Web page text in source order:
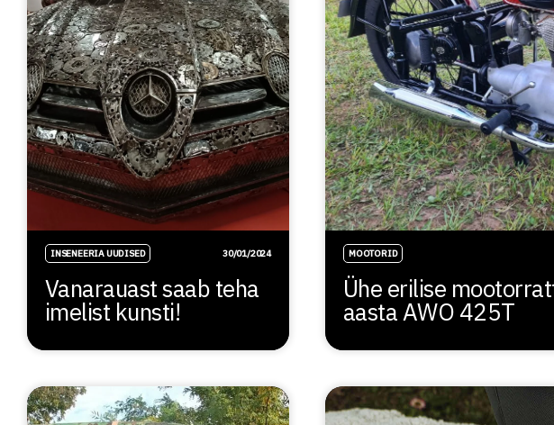
INSENEERIA UUDISED 30/01/2024
Vanarauast saab teha
imelist kunsti!
MOOTORID
Ühe erilise
aasta AWO 425T